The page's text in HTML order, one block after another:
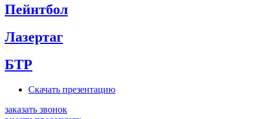
Пейнтбол
Лазертаг
БТР
Скачать презентацию
заказать звонок